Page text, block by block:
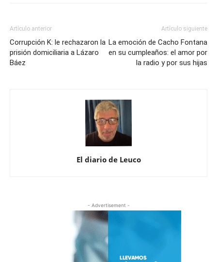
Artículo anterior
Corrupción K: le rechazaron la
prisión domiciliaria a Lázaro
Báez
Artículo siguiente
La emoción de Cacho Fontana
en su cumpleaños: el amor por
la radio y por sus hijas
El diario de Leuco
- Advertisement -